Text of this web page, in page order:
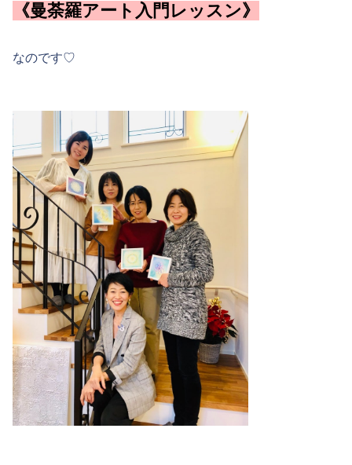
《曼荼羅アート入門レッスン》
なのです♡